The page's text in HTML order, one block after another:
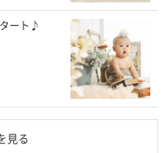
ート♪
見る